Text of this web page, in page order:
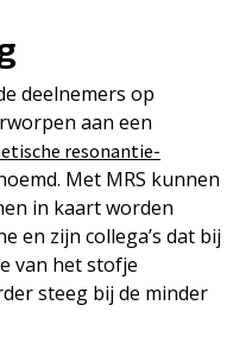
deelnemers op
aan een
resonantie-
Met MRS kunnen
in kaart worden
en zijn collega’s dat bij
van het stofje
steeg bij de minder